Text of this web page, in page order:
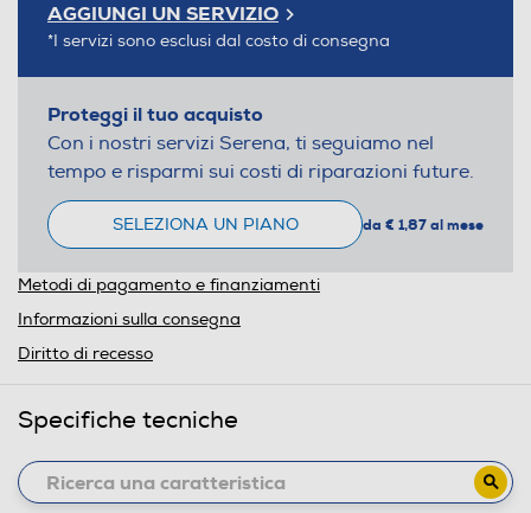
AGGIUNGI UN SERVIZIO
*I servizi sono esclusi dal costo di consegna
Proteggi il tuo acquisto
Con i nostri servizi Serena, ti seguiamo nel
tempo e risparmi sui costi di riparazioni future.
SELEZIONA UN PIANO da € 1,87 al mese
Metodi di pagamento e finanziamenti
Informazioni sulla consegna
Diritto di recesso
Specifiche tecniche